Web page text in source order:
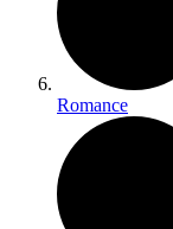
Romance